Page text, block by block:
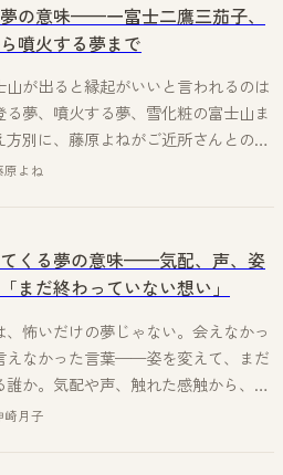
の意味——一富士二鷹三茄子、
噴火する夢まで
山が出ると縁起がいいと言われるのは
夢、噴火する夢、雪化粧の富士山ま
別に、藤原よねがご近所さんとの話
く読み解きます。
原よね
くる夢の意味——気配、声、姿
まだ終わっていない想い」
、怖いだけの夢じゃない。会えなかっ
えなかった言葉——姿を変えて、まだ
誰か。気配や声、触れた感触から、月
み解きます。
崎月子